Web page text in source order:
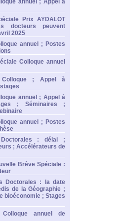
annuel ; Appel à
Prix AYDALOT
docteurs peuvent
2025
annuel ; Postes
Colloque annuel
Colloque ; Appel à
annuel ; Appel à
; Séminaires ;
annuel ; Postes
: délai ;
; Accélérateurs de
Brève Spéciale :
Doctorales : la date
de la Géographie ;
bioéconomie ; Stages
annuel de